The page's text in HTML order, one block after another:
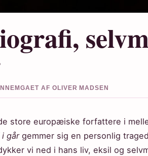
AF OLIVER MADSEN
store europæiske forfattere i
i gårgemmer sig en personlig
vi ned i hans liv, eksil og